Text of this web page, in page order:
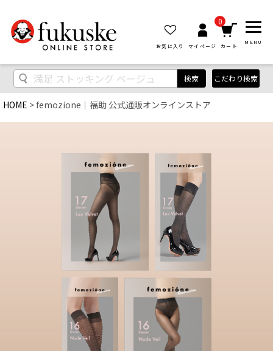
お気に入り マイページ
0
カート
MENU
検索 こだわり検索
HOME femozione│福助 公式通販オンラインストア